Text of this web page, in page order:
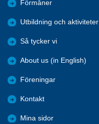
Förmåner
Utbildning och aktiviteter
Så tycker vi
About us (in English)
Föreningar
Kontakt
Mina sidor